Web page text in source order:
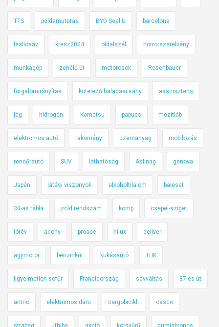
TTS példamutatás BYD Seal U barcelona
leállósáv kresz2024 oldalszél horrorszerelvény
munkagép zenélő út motorosok Rosenbauer
forgalomirányítás kötelező haladási irány asszisztens
jég hidrogén Komatsu papucs mezítláb
elektromos autó rakomány üzemanyag mobilozás
rendőrautó SUV láthatóság Asfinag genova
Japán látási viszonyok alkoholtilalom baleset
30-as tábla zöld rendszám komp csepel-sziget
lórév adony proace hilux deliver
agymotor benzinkút kukásautó THK
figyelmetlen sofőr Franciaország sávváltás 37-es út
antric elektromos daru cargobicikli casco